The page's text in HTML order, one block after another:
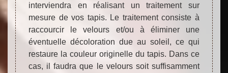
interviendra en réalisant un traitement sur
mesure de vos tapis. Le traitement consiste à
raccourcir le velours et/ou à éliminer une
éventuelle décoloration due au soleil, ce qui
restaure la couleur originelle du tapis. Dans ce
cas, il faudra que le velours soit suffisamment